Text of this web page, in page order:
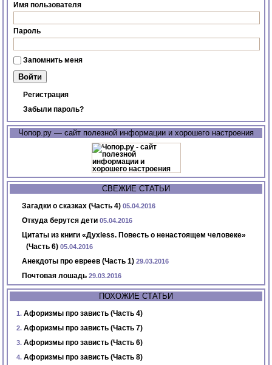
Имя пользователя
Пароль
Запомнить меня
Регистрация
Забыли пароль?
Чопор.ру — сайт полезной информации и хорошего настроения
СВЕЖИЕ СТАТЬИ
Загадки о сказках (Часть 4) 05.04.2016
Откуда берутся дети 05.04.2016
Цитаты из книги «Духless. Повесть о ненастоящем человеке»
(Часть 6) 05.04.2016
Анекдоты про евреев (Часть 1) 29.03.2016
Почтовая лошадь 29.03.2016
ПОХОЖИЕ СТАТЬИ
Афоризмы про зависть (Часть 4)
Афоризмы про зависть (Часть 7)
Афоризмы про зависть (Часть 6)
Афоризмы про зависть (Часть 8)